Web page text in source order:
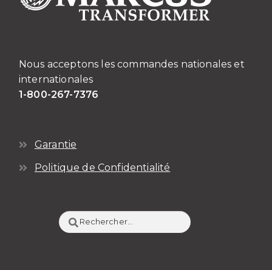
Nous acceptons les commandes nationales et
internationales
1-800-267-7376
Garantie
Politique de Confidentialité
Rechercher :